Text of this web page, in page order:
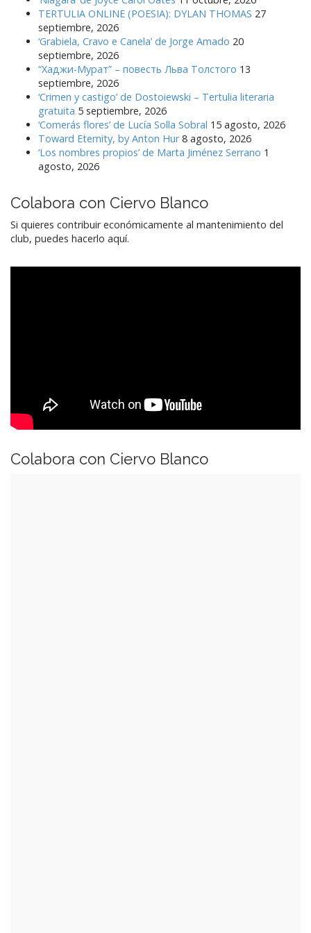
TERTULIA ONLINE (POESIA): DYLAN THOMAS 27
septiembre, 2026
‘Grabiela, Cravo e Canela’ de Jorge Amado 20
septiembre, 2026
“Хаджи-Мурат” – повесть Льва Толстого 13
septiembre, 2026
‘Crimen y castigo’ de Dostoiewski – Tertulia literaria
gratuita 5 septiembre, 2026
‘Comerás flores’ de Lucía Solla Sobral 15 agosto, 2026
Toward Eternity, by Anton Hur 8 agosto, 2026
‘Los nombres propios’ de Marta Jiménez Serrano 1
agosto, 2026
Colabora con Ciervo Blanco
Si quieres contribuir económicamente al mantenimiento del
club, puedes hacerlo aquí.
Colabora con Ciervo Blanco